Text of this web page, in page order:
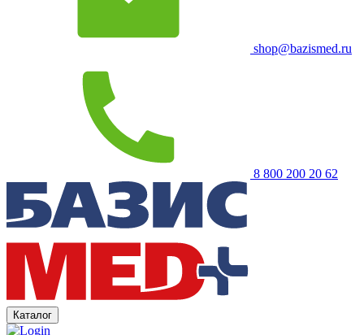
shop@bazismed.ru
8 800 200 20 62
Каталог